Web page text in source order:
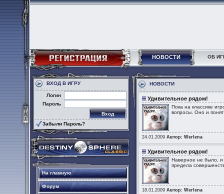
НОВОСТИ ОБ
ВХОД В ИГРУ
Логин
Пароль
Забыли Пароль?
На главную
Форум
НОВОСТИ
Удивительное рядом!
Пока на классике
вопросы. Оно и
24.01.2009 Автор: Werlena
Удивительное рядом!
Наверное не было, и
предела
18.01.2009 Автор: Werlena